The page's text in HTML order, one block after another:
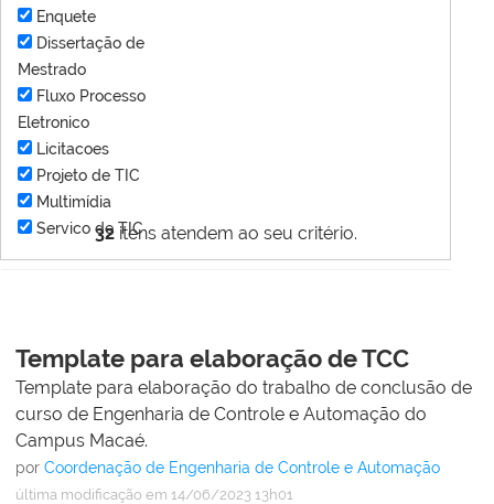
32itens atendem ao seu critério.
Enquete
Dissertação de
Mestrado
Fluxo Processo
Eletronico
Licitacoes
Projeto de TIC
Multimídia
Servico de TIC
Template para elaboração de TCC
Template para elaboração do trabalho de conclusão de
curso de Engenharia de Controle e Automação do
Campus Macaé.
por Coordenação de Engenharia de Controle e Automação
última modificação em 14/06/2023 13h01